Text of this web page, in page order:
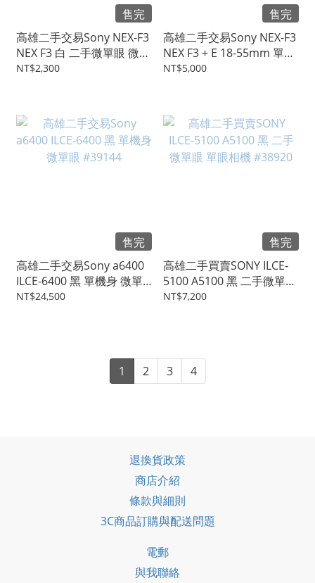
售完
高雄二手交易Sony NEX-F3
NEX F3 白 二手微單眼 微單
眼相機 #39490
NT$2,300
售完
高雄二手交易Sony NEX-F3
NEX F3 + E 18-55mm 單鏡
組 二手微單眼 #39349
NT$5,000
售完
高雄二手交易Sony a6400
ILCE-6400 黑 單機身 微單
眼 #39144
NT$24,500
售完
高雄二手買賣SONY ILCE-
5100 A5100 黑 二手微單眼
單眼相機 #38920
NT$7,200
1 2 3 4
退換貨政策
商店介紹
條款與細則
3C商品訂購與配送問題
電郵
與我聯絡